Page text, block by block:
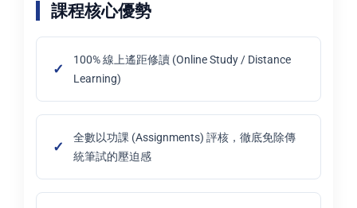
課程核心優勢
100% 線上遙距修讀 (Online Study / Distance
Learning)
全數以功課 (Assignments) 評核，徹底免除傳
統筆試的壓迫感